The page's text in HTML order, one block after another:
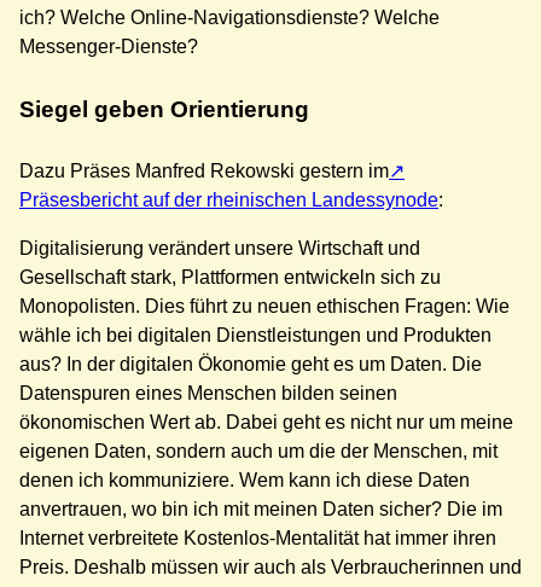
ich? Welche Online-Navigationsdienste? Welche
Messenger-Dienste?
Siegel geben Orientierung
Dazu Präses Manfred Rekowski gestern im
Präsesbericht auf der rheinischen Landessynode:
Digitalisierung verändert unsere Wirtschaft und
Gesellschaft stark, Plattformen entwickeln sich zu
Monopolisten. Dies führt zu neuen ethischen Fragen: Wie
wähle ich bei digitalen Dienstleistungen und Produkten
aus? In der digitalen Ökonomie geht es um Daten. Die
Datenspuren eines Menschen bilden seinen
ökonomischen Wert ab. Dabei geht es nicht nur um meine
eigenen Daten, sondern auch um die der Menschen, mit
denen ich kommuniziere. Wem kann ich diese Daten
anvertrauen, wo bin ich mit meinen Daten sicher? Die im
Internet verbreitete Kostenlos-Mentalität hat immer ihren
Preis. Deshalb müssen wir auch als Verbraucherinnen und